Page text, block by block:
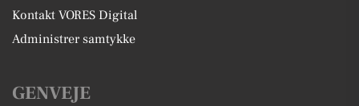
Kontakt VORES Digital
Administrer samtykke
GENVEJE